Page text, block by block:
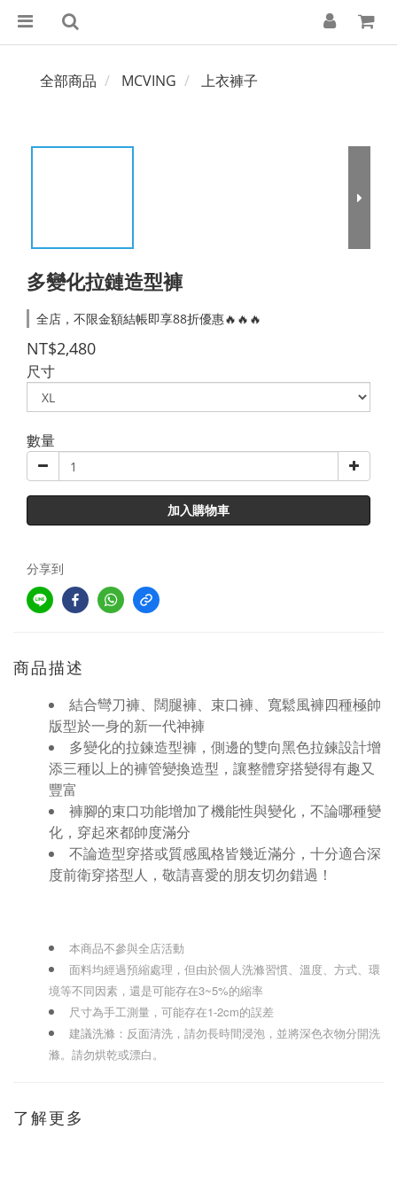
全部商品 MCVING 上衣褲子
多變化拉鏈造型褲
全店，不限金額結帳即享88折優惠🔥🔥🔥
NT$2,480
尺寸
數量
加入購物車
分享到
商品描述
結合彎刀褲、闊腿褲、束口褲、寬鬆風褲四種極帥
版型於一身的新一代神褲
多變化的拉鍊造型褲，側邊的雙向黑色拉鍊設計增
添三種以上的褲管變換造型，讓整體穿搭變得有趣又
豐富
褲腳的束口功能增加了機能性與變化，不論哪種變
化，穿起來都帥度滿分
不論造型穿搭或質感風格皆幾近滿分 ， 十分適合深
度前衛穿搭型人 ， 敬請喜愛的朋友切勿錯過！
本商品不參與全店活動
面料均經過預縮處理， 但由於個人洗滌習慣、溫度、方式、環
境等不同因素，還是可能存在3~5%的縮率
尺寸為手工測量，可能存在1-2cm的誤差
建議洗滌： 反面清洗，請勿長時間浸泡，並將深色衣物分開洗
滌。 請勿烘乾或漂白。
了解更多